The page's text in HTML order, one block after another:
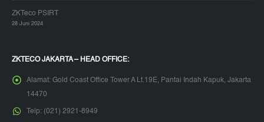
ZKTeco PSIRT
28 Juni 2024
ZKTECO JAKARTA – HEAD OFFICE:
Alamat: Gold Coast Office Tower A Lt.19E, Pantai Indah Kapuk, Jakarta
14470
Telp: (021) 2921-8949